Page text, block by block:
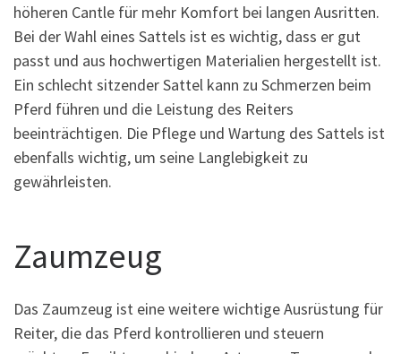
höheren Cantle für mehr Komfort bei langen Ausritten.
Bei der Wahl eines Sattels ist es wichtig, dass er gut
passt und aus hochwertigen Materialien hergestellt ist.
Ein schlecht sitzender Sattel kann zu Schmerzen beim
Pferd führen und die Leistung des Reiters
beeinträchtigen. Die Pflege und Wartung des Sattels ist
ebenfalls wichtig, um seine Langlebigkeit zu
gewährleisten.
Zaumzeug
Das Zaumzeug ist eine weitere wichtige Ausrüstung für
Reiter, die das Pferd kontrollieren und steuern